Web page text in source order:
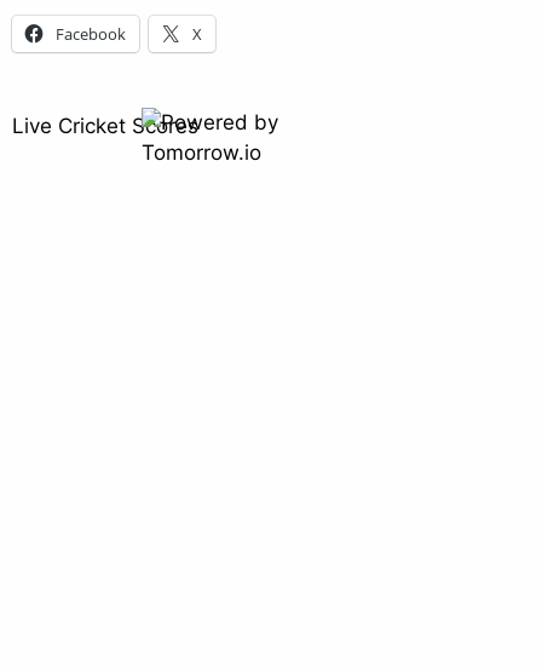
Facebook X
Live Cricket Scores